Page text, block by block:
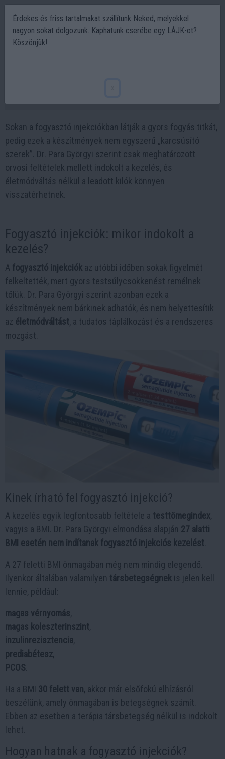
Sokan a fogyasztó injekciókban látják a gyors fogyás titkát,
pedig ezek a készítmények nem egyszerű „karcsúsító
szerek”. Dr. Para Györgyi szerint csak meghatározott
orvosi feltételek mellett indokolt a kezelés, és
életmódváltás nélkül a leadott kilók könnyen
visszatérhetnek.
Fogyasztó injekciók: mikor indokolt a
kezelés?
A fogyasztó injekciók az utóbbi időben sokak figyelmét
felkeltették, mert gyors testsúlycsökkenést remélnek
tőlük. Dr. Para Györgyi szerint azonban ezek a
készítmények nem bárkinek adhatók, és nem helyettesítik
az életmódváltást, a tudatos táplálkozást és a rendszeres
mozgást.
Kinek írható fel fogyasztó injekció?
A kezelés egyik legfontosabb feltétele a testtömegindex,
vagyis a BMI. Dr. Para Györgyi elmondása alapján 27 alatti
BMI esetén nem indítanak fogyasztó injekciós kezelést
A 27 feletti BMI önmagában még nem mindig elegendő.
Ilyenkor általában valamilyen társbetegségnek is jelen kell
lennie, például:
magas vérnyomás,
magas koleszterinszint,
inzulinrezisztencia,
prediabétesz,
PCOS
Ha a BMI 30 felett van, akkor már elsőfokú elhízásról
beszélünk, amely önmagában is betegségnek számít.
Ebben az esetben a terápia társbetegség nélkül is indokolt
lehet.
Hogyan hatnak a fogyasztó injekciók?
Érdekes és friss tartalmakat szállítunk Neked, melyekkel
nagyon sokat dolgozunk. Kaphatunk cserébe egy LÁJK-ot?
Köszönjük!